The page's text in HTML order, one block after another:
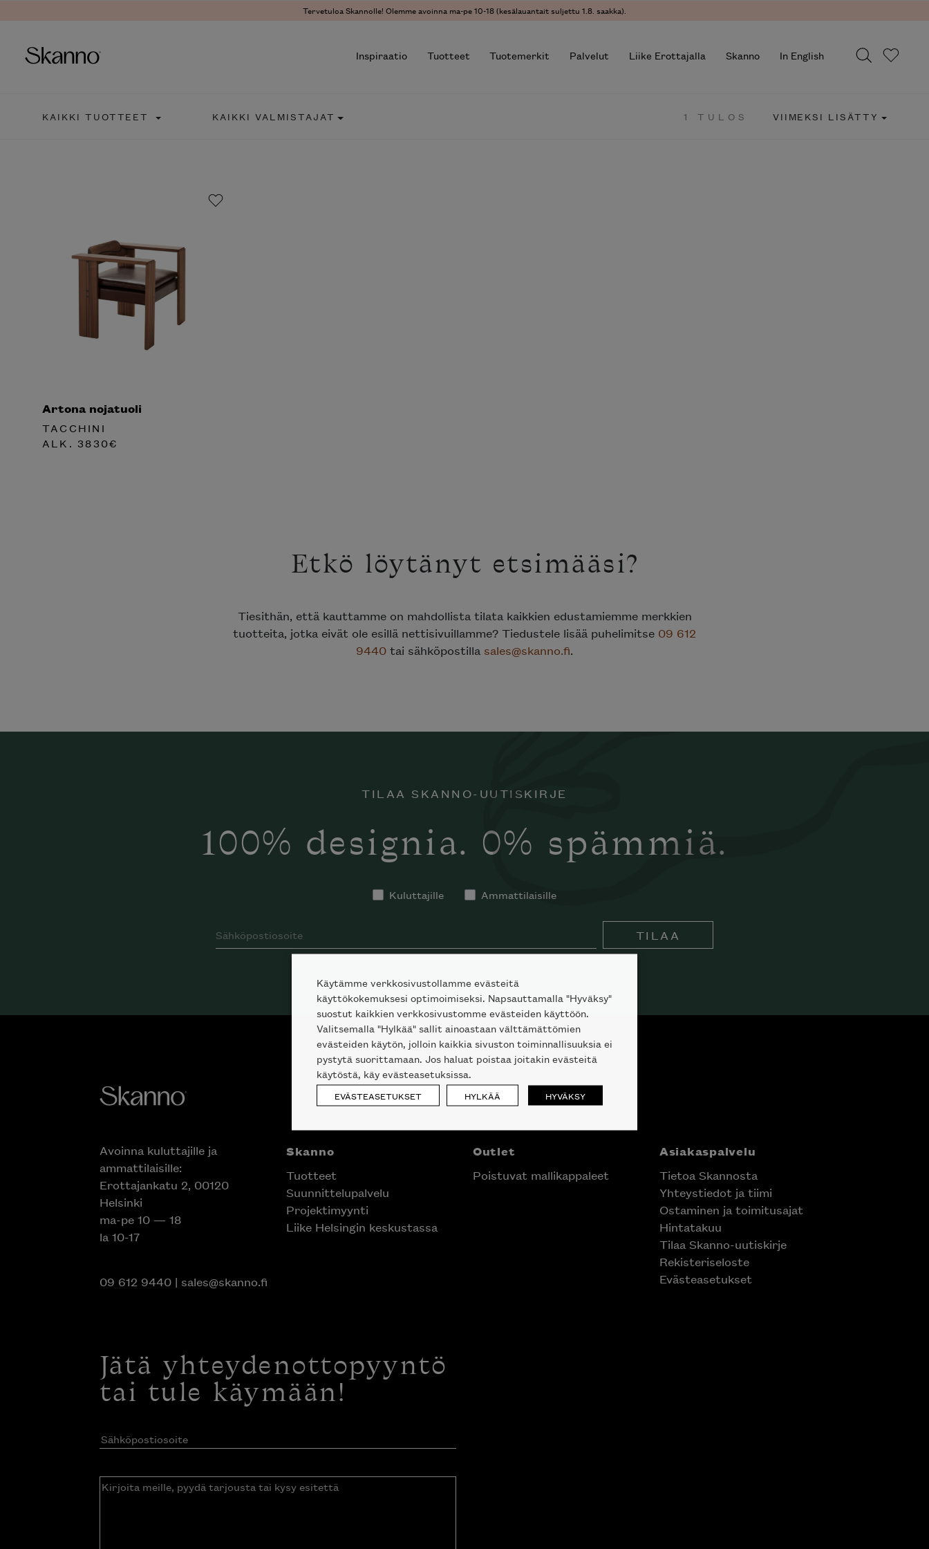
Tervetuloa Skannolle! Olemme avoinna ma-pe 10-18 (kesälauantait suljettu 1.8. saakka).
Inspiraatio Tuotteet Tuotemerkit Palvelut Liike Erottajalla Skanno In English
KAIKKI TUOTTEET KAIKKI VALMISTAJAT 1 TULOS VIIMEKSI LISÄTTY
Artona nojatuoli
TACCHINI
ALK. 3830€
Etkö löytänyt etsimääsi?
Tiesithän, että kauttamme on mahdollista tilata kaikkien edustamiemme merkkien
tuotteita, jotka eivät ole esillä nettisivuillamme? Tiedustele lisää puhelimitse 09 612
9440 tai sähköpostilla sales@skanno.fi.
TILAA SKANNO-UUTISKIRJE
100% designia. 0% spämmiä.
Kuluttajille Ammattilaisille
TILAA
Avoinna kuluttajille ja
ammattilaisille:
Erottajankatu 2, 00120
Helsinki
ma-pe 10 — 18
la 10-17
09 612 9440| sales@skanno.fi
Skanno
Tuotteet
Suunnittelupalvelu
Projektimyynti
Liike Helsingin keskustassa
Outlet
Poistuvat mallikappaleet
Asiakaspalvelu
Tietoa Skannosta
Yhteystiedot ja tiimi
Ostaminen ja toimitusajat
Hintatakuu
Tilaa Skanno-uutiskirje
Rekisteriseloste
Evästeasetukset
Jätä yhteydenottopyyntö
tai tule käymään!
Sähköpostiosoite(Pakollinen)
Kirjoita
Käytämme verkkosivustollamme evästeitä
käyttökokemuksesi optimoimiseksi. Napsauttamalla "Hyväksy"
suostut kaikkien verkkosivustomme evästeiden käyttöön.
Valitsemalla "Hylkää" sallit ainoastaan välttämättömien
evästeiden käytön, jolloin kaikkia sivuston toiminnallisuuksia ei
pystytä suorittamaan. Jos haluat poistaa joitakin evästeitä
käytöstä, käy evästeasetuksissa.
EVÄSTEASETUKSET HYLKÄÄ HYVÄKSY